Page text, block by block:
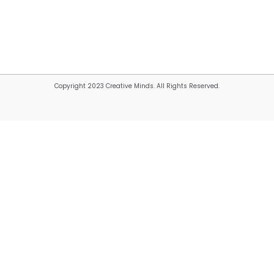
Copyright 2023 Creative Minds. All Rights Reserved.